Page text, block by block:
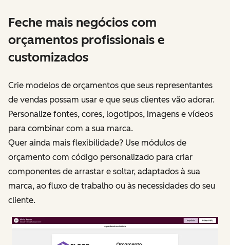
Feche mais negócios com
orçamentos profissionais e
customizados
Crie modelos de orçamentos que seus representantes
de vendas possam usar e que seus clientes vão adorar.
Personalize fontes, cores, logotipos, imagens e vídeos
para combinar com a sua marca.
Quer ainda mais flexibilidade? Use módulos de
orçamento com código personalizado para criar
componentes de arrastar e soltar, adaptados à sua
marca, ao fluxo de trabalho ou às necessidades do seu
cliente.